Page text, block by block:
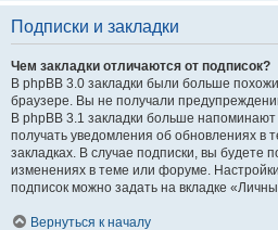
Подписки и закладки
Чем закладки отличаются от подписок?
В phpBB 3.0 закладки были больше
браузере. Вы не получали
В phpBB 3.1 закладки больше
получать уведомления об обновлениях в
закладках. В случае подписки, вы будете
изменениях в теме или форуме.
подписок можно задать на вкладке
Вернуться к началу